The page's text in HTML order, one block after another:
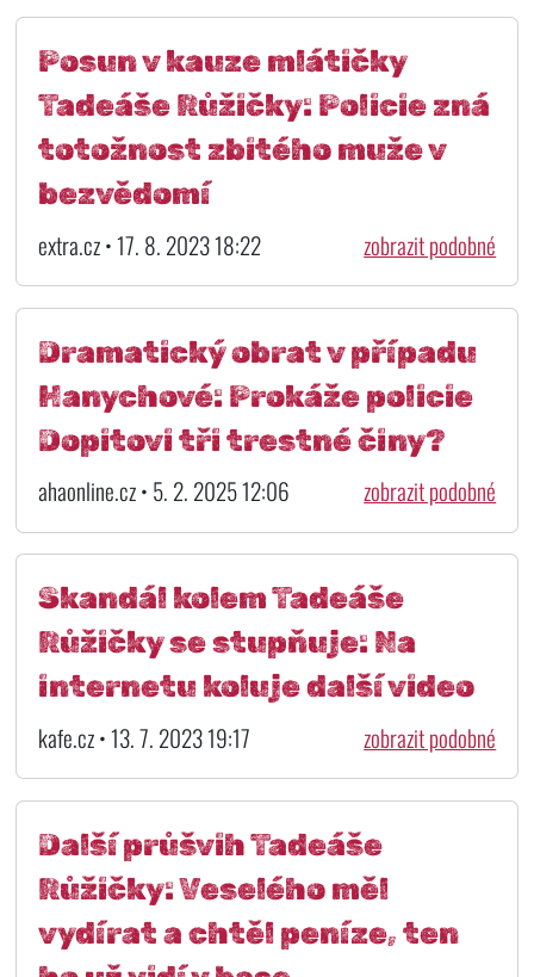
Posun v kauze mlátičky
Tadeáše Růžičky: Policie zná
totožnost zbitého muže v
bezvědomí
extra.cz • 17. 8. 2023 18:22 zobrazit podobné
Dramatický obrat v případu
Hanychové: Prokáže policie
Dopitovi tři trestné činy?
ahaonline.cz • 5. 2. 2025 12:06 zobrazit podobné
Skandál kolem Tadeáše
Růžičky se stupňuje: Na
internetu koluje další video
kafe.cz • 13. 7. 2023 19:17 zobrazit podobné
Další průšvih Tadeáše
Růžičky: Veselého měl
vydírat a chtěl peníze, ten